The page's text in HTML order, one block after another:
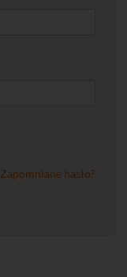
Zapomniane hasło?